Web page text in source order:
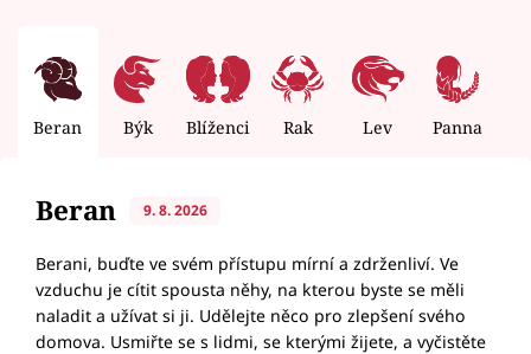
Beran Býk Blíženci Rak Lev Panna
Beran 9. 8. 2026
Berani, buďte ve svém přístupu mírní a zdrženliví. Ve
vzduchu je cítit spousta něhy, na kterou byste se měli
naladit a užívat si ji. Udělejte něco pro zlepšení svého
domova. Usmiřte se s lidmi, se kterými žijete, a vyčistěte